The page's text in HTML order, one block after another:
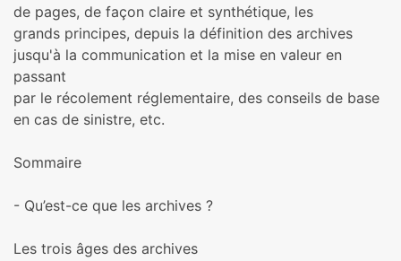
de pages, de façon claire et synthétique, les
grands principes, depuis la définition des archives
jusqu'à la communication et la mise en valeur en
passant
par le récolement réglementaire, des conseils de base
en cas de sinistre, etc.
Sommaire
- Qu’est-ce que les archi­ves ?
Les trois âges des archi­ves